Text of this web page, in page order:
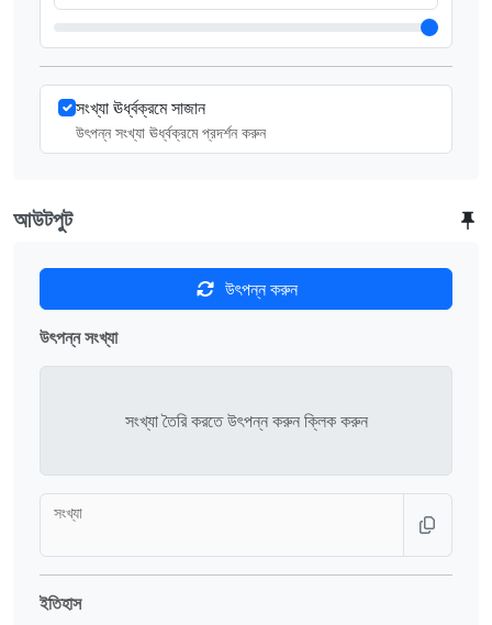
সংখ্যা ঊর্ধ্বক্রমে সাজান
উৎপন্ন সংখ্যা ঊর্ধ্বক্রমে প্রদর্শন করুন
আউটপুট
উৎপন্ন করুন
উৎপন্ন সংখ্যা
সংখ্যা তৈরি করতে উৎপন্ন করুন ক্লিক করুন
সংখ্যা
ইতিহাস